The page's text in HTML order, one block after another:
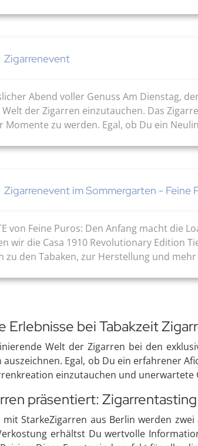
Zigarrenevent
Abend voller Genuss Am Dienstag,
der Zigarren einzutauchen. Das
Momente zu werden. Egal, ob Du ein
Zigarrenevent im Sommergarten - Feine
von Feine Puros: Den Anfang macht die
wir die Casa 1910 Revolutionary Edition
zu den Tabaken, zur Herstellung und
Erlebnisse bei Tabakzeit
Welt der Zigarren bei den
Egal, ob Du ein erfahrener
einzutauchen und unerwartete
präsentiert:
StarkeZigarren aus Berlin werden
erhältst Du wertvolle